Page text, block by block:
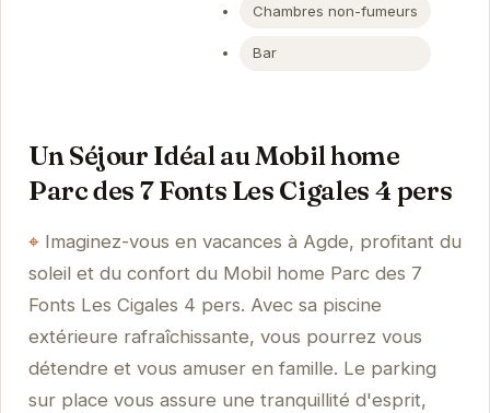
Chambres non-fumeurs
Bar
Un Séjour Idéal au Mobil home
Parc des 7 Fonts Les Cigales 4 pers
Imaginez-vous en vacances à Agde, profitant du
soleil et du confort du Mobil home Parc des 7
Fonts Les Cigales 4 pers. Avec sa piscine
extérieure rafraîchissante, vous pourrez vous
détendre et vous amuser en famille. Le parking
sur place vous assure une tranquillité d'esprit,